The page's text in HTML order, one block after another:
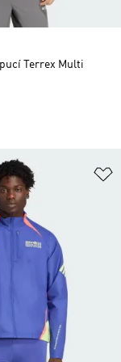
Terrex Multi